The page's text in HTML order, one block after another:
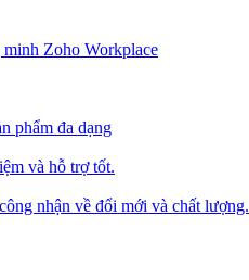
Zoho Workplace
phẩm đa dạng
và hỗ trợ tốt.
nhận về đổi mới và chất lượng.